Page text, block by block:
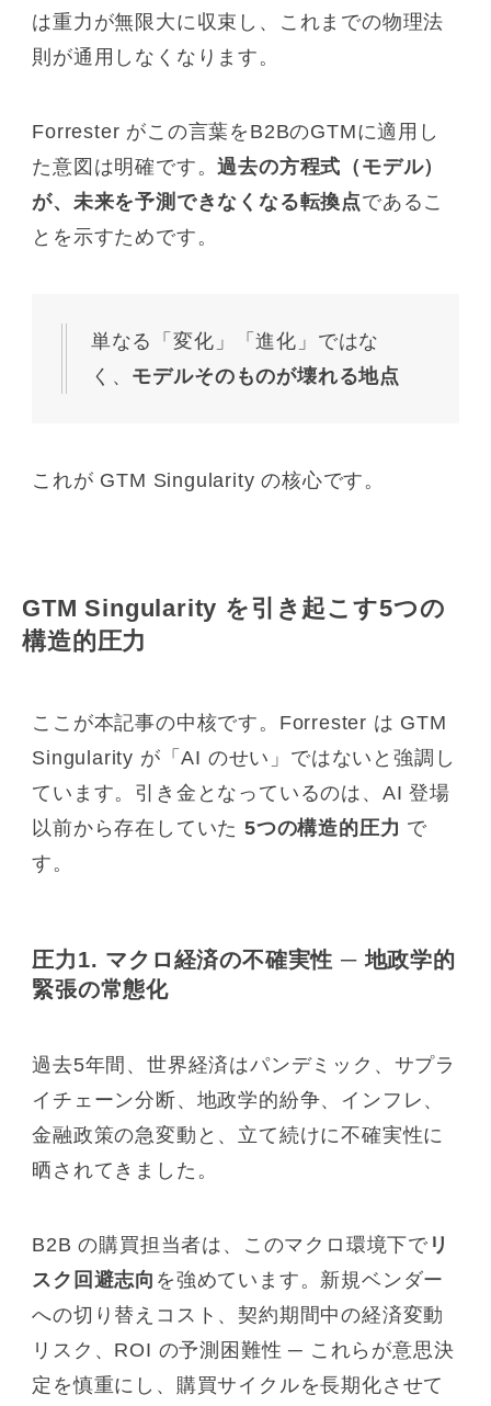
は重力が無限大に収束し、これまでの物理法
則が通用しなくなります。
Forrester がこの言葉をB2BのGTMに適用し
た意図は明確です。過去の方程式（モデル）
が、未来を予測できなくなる転換点であるこ
とを示すためです。
単なる「変化」「進化」ではな
く、 モデルそのものが壊れる地点
これが GTM Singularity の核心です。
GTM Singularity を引き起こす5つの
構造的圧力
ここが本記事の中核です。Forrester は GTM
Singularity が「AI のせい」ではないと強調し
ています。引き金となっているのは、AI 登場
以前から存在していた 5つの構造的圧力 で
す。
圧力1. マクロ経済の不確実性 ─ 地政学的
緊張の常態化
過去5年間、世界経済はパンデミック、サプラ
イチェーン分断、地政学的紛争、インフレ、
金融政策の急変動と、立て続けに不確実性に
晒されてきました。
B2B の購買担当者は、このマクロ環境下で リ
スク回避志向 を強めています。新規ベンダー
への切り替えコスト、契約期間中の経済変動
リスク、ROI の予測困難性 ─ これらが意思決
定を慎重にし、購買サイクルを長期化させて